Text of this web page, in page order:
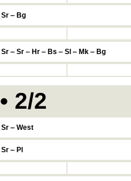
Sr ‒ Bg
Sr ‒ Sr ‒ Hr ‒ Bs ‒ Sl ‒ Mk ‒ Bg
• 2/2
Sr ‒ West
Sr ‒ Pl